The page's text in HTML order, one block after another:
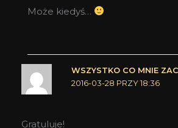
Może kiedyś…
WSZYSTKO CO MNIE
2016-03-28 PRZY 18:36
Gratuluje!